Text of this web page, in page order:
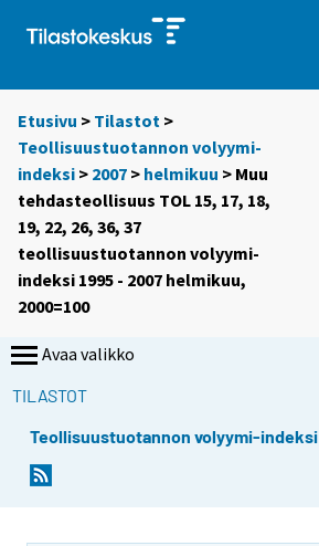
Etusivu > Tilastot >
Teollisuustuotannon volyymi-
indeksi > 2007 > helmikuu > Muu
tehdasteollisuus TOL 15, 17, 18,
19, 22, 26, 36, 37
teollisuustuotannon volyymi-
indeksi 1995 - 2007 helmikuu,
2000=100
Avaa valikko
TILASTOT
Teollisuustuotannon volyymi-indeksi